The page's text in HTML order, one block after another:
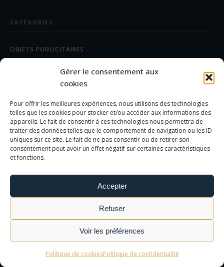
Gérer le consentement aux
cookies
Pour offrir les meilleures expériences, nous utilisons des technologies
telles que les cookies pour stocker et/ou accéder aux informations des
appareils. Le fait de consentir à ces technologies nous permettra de
traiter des données telles que le comportement de navigation ou les ID
uniques sur ce site. Le fait de ne pas consentir ou de retirer son
consentement peut avoir un effet négatif sur certaines caractéristiques
et fonctions.
Accepter
Refuser
Voir les préférences
Politique de cookiesPolitique de confidentialité
CATÉGORIES
OBJETS PUBLICITAIRES
AIDE/FAQ
LES DIFFÉRENTS MARQUAGES
FOIRE AUX QUESTIONS
INFORMATIONS LÉGALES
MENTIONS LÉGALES
POLITIQUE DE CONFIDENTIALITÉ